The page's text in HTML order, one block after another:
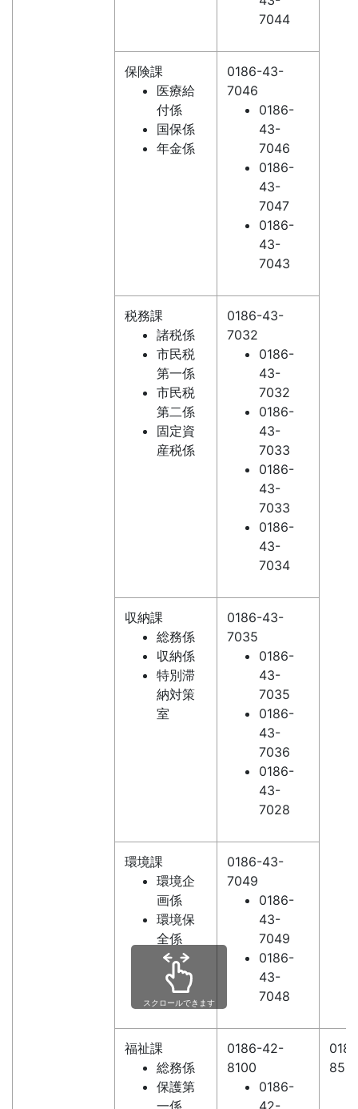
7044
保険課
医療給
付係
国保係
年金係
0186-43-
7046
0186-
43-
7046
0186-
43-
7047
0186-
43-
7043
税務課
諸税係
市民税
第一係
市民税
第二係
固定資
産税係
0186-43-
7032
0186-
43-
7032
0186-
43-
7033
0186-
43-
7033
0186-
43-
7034
収納課
総務係
収納係
特別滞
納対策
室
0186-43-
7035
0186-
43-
7035
0186-
43-
7036
0186-
43-
7028
環境課
環境企
画係
環境保
全係
0186-43-
7049
0186-
43-
7049
0186-
43-
7048
福祉課
総務係
保護第
一係
0186-42-
8100
0186-
42-
スクロールできます